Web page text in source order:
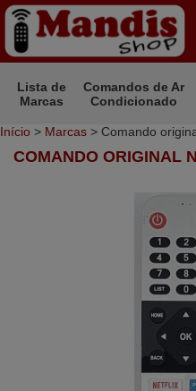
Lista de
Marcas
Comandos de Ar
Condicionado
Início > Marcas > Comando
COMANDO ORIGINAL